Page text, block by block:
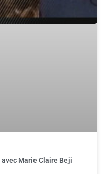
Marie Claire Beji